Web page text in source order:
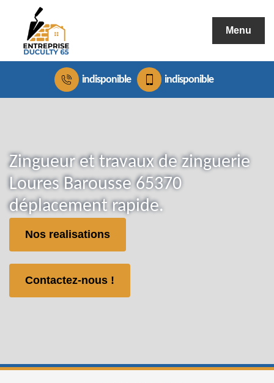
Menu
indisponible indisponible
Zingueur et travaux de zinguerie
Loures Barousse 65370
déplacement rapide.
Nos realisations
Contactez-nous !